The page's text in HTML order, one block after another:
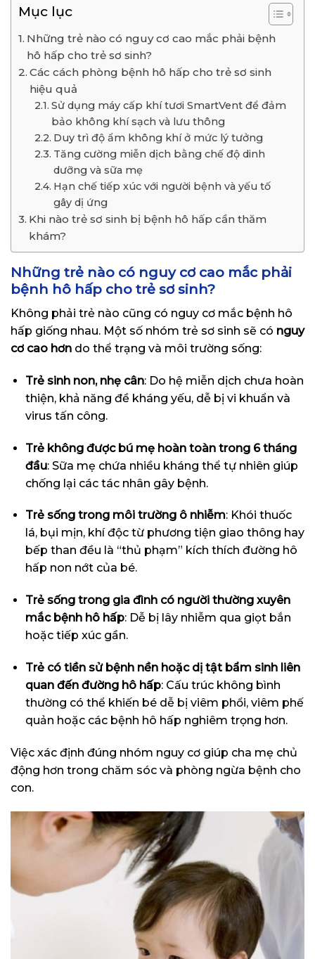
Mục lục
Những trẻ nào có nguy cơ cao mắc phải bệnh
hô hấp cho trẻ sơ sinh?
Các cách phòng bệnh hô hấp cho trẻ sơ sinh
hiệu quả
Sử dụng máy cấp khí tươi SmartVent để đảm
bảo không khí sạch và lưu thông
Duy trì độ ẩm không khí ở mức lý tưởng
Tăng cường miễn dịch bằng chế độ dinh
dưỡng và sữa mẹ
Hạn chế tiếp xúc với người bệnh và yếu tố
gây dị ứng
Khi nào trẻ sơ sinh bị bệnh hô hấp cần thăm
khám?
Những trẻ nào có nguy cơ cao mắc phải
bệnh hô hấp cho trẻ sơ sinh?
Không phải trẻ nào cũng có nguy cơ mắc bệnh hô
hấp giống nhau. Một số nhóm trẻ sơ sinh sẽ có nguy
cơ cao hơn do thể trạng và môi trường sống:
Trẻ sinh non, nhẹ cân: Do hệ miễn dịch chưa hoàn
thiện, khả năng đề kháng yếu, dễ bị vi khuẩn và
virus tấn công.
Trẻ không được bú mẹ hoàn toàn trong 6 tháng
đầu: Sữa mẹ chứa nhiều kháng thể tự nhiên giúp
chống lại các tác nhân gây bệnh.
Trẻ sống trong môi trường ô nhiễm: Khói thuốc
lá, bụi mịn, khí độc từ phương tiện giao thông hay
bếp than đều là “thủ phạm” kích thích đường hô
hấp non nớt của bé.
Trẻ sống trong gia đình có người thường xuyên
mắc bệnh hô hấp: Dễ bị lây nhiễm qua giọt bắn
hoặc tiếp xúc gần.
Trẻ có tiền sử bệnh nền hoặc dị tật bẩm sinh liên
quan đến đường hô hấp: Cấu trúc không bình
thường có thể khiến bé dễ bị viêm phổi, viêm phế
quản hoặc các bệnh hô hấp nghiêm trọng hơn.
Việc xác định đúng nhóm nguy cơ giúp cha mẹ chủ
động hơn trong chăm sóc và phòng ngừa bệnh cho
con.